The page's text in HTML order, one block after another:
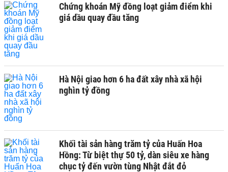
Chứng khoán Mỹ đồng loạt giảm điểm khi
giá dầu quay đầu tăng
Hà Nội giao hơn 6 ha đất xây nhà xã hội
nghìn tỷ đồng
Khối tài sản hàng trăm tỷ của Huấn Hoa
Hồng: Từ biệt thự 50 tỷ, dàn siêu xe hàng
chục tỷ đến vườn tùng Nhật đắt đỏ